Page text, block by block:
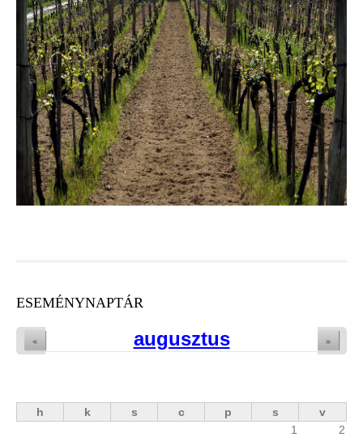
ESEMÉNYNAPTÁR
augusztus
« »
h k s c p s
v
1
2